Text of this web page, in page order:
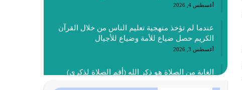
أغسطس 4, 2026
عندما لم تؤخذ منهجية تعليم الناس من خلال القرآن
الكريم حصل ضياع للأمة وضياع للأجيال
أغسطس 3, 2026
الغاية من الصلاة هو ذكر الله (أقم الصلاة لذكري)